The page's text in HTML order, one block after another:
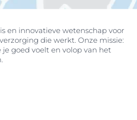
en innovatieve wetenschap voor
die werkt. Onze missie:
goed voelt en volop van het